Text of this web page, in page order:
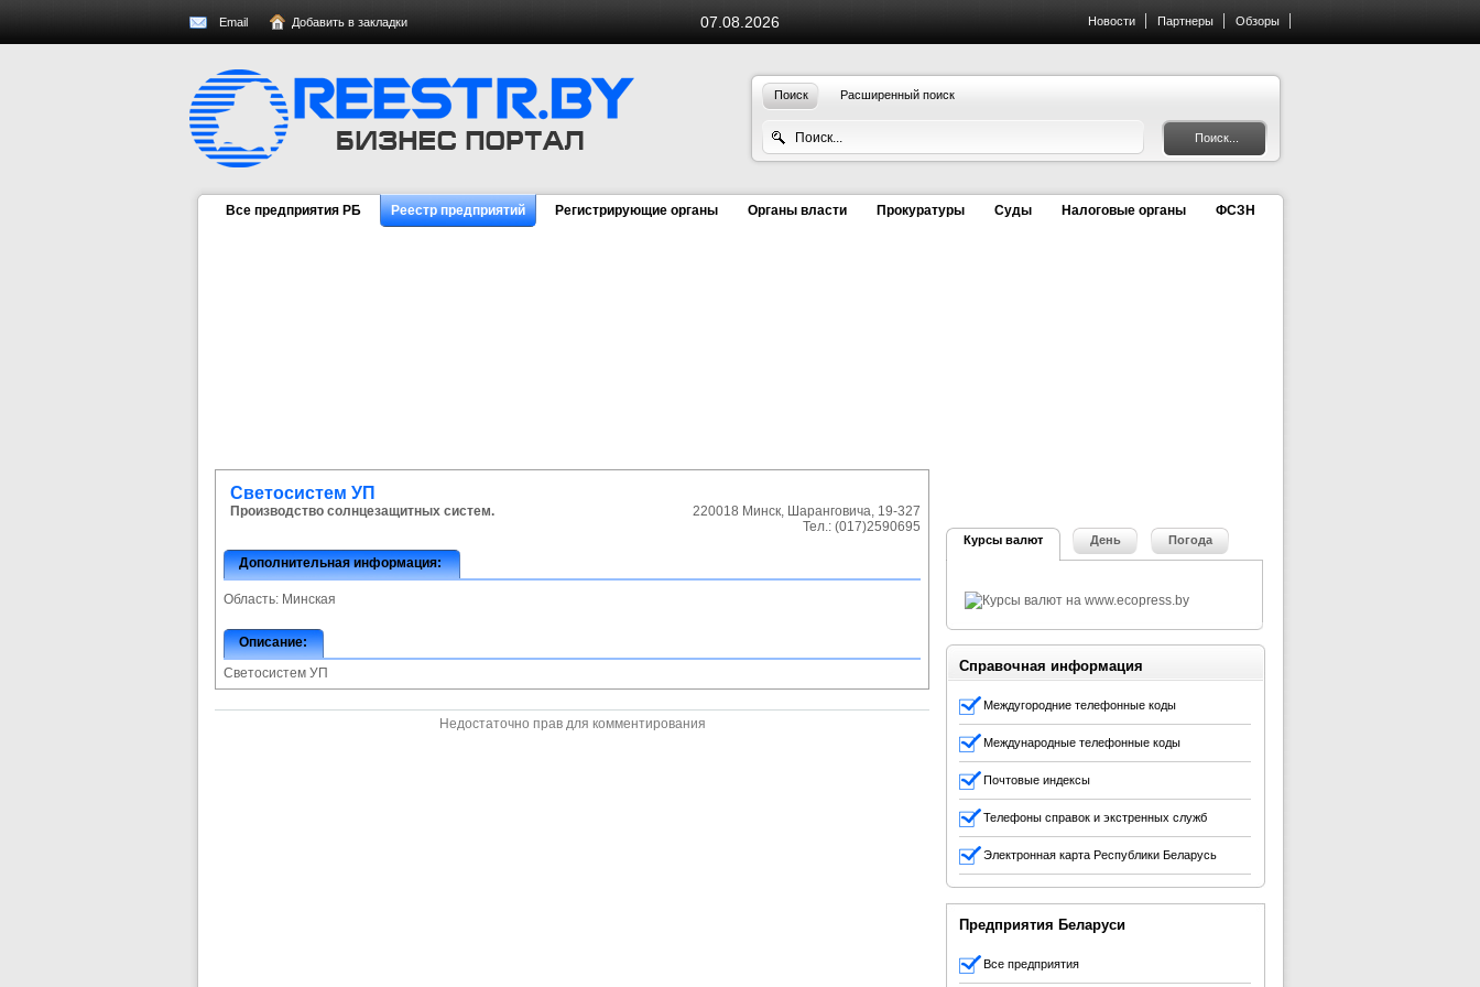
07.08.2026
Email Добавить в закладки Новости Партнеры Обзоры
Поиск Расширенный поиск
Все предприятия РБ Реестр предприятий Регистрирующие органы Органы власти Прокуратуры Суды Налоговые органы ФСЗН
Светосистем УП
Производство солнцезащитных систем. 220018 Минск, Шаранговича, 19-327
Тел.: (017)2590695
Дополнительная информация:
Область: Минская
Описание:
Светосистем УП
Недостаточно прав для комментирования
Курсы валют День Погода
Справочная информация
Междугородние телефонные коды
Международные телефонные коды
Почтовые индексы
Телефоны справок и экстренных служб
Электронная карта Республики Беларусь
Предприятия Беларуси
Все предприятия